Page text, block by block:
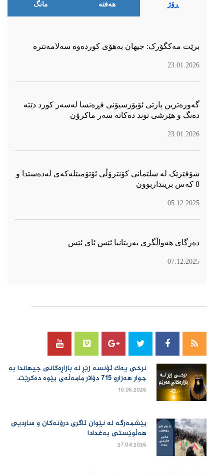
ڕۆژ هەفتە مانگ
برێت مەکگۆرک: جیهان بەهۆی کوردەوە سەلامەتترە
23.01.2026
گەورەترین پارتی ئۆپۆزسیۆنی فڕەنسا لەسەر كورد دێتە
دەنگ و هێرشی توند دەكاتە سەر ماكرۆن
23.01.2026
شۆفێرێک لە سلێمانی کۆنترۆڵی ئۆتۆمبێلەکەی لەدەستدا و
8 کەس برینداربوون
05.12.2025
دەزگای هەواڵگری بەریتانیا ئێس ئای ئێس
07.12.2025
نرخی یەك ئۆنسە زێڕ لە بازاڕەكانی جیهاندا بە
چوار هەزارو 715 دۆلار مامەڵەی پێوە دەكرێت.
10.05.2026
پێشمەرگە لە نێوان ئاگری درۆنەکان و ساردیی
هەڵوێستی بەغدادا
27.04.2026